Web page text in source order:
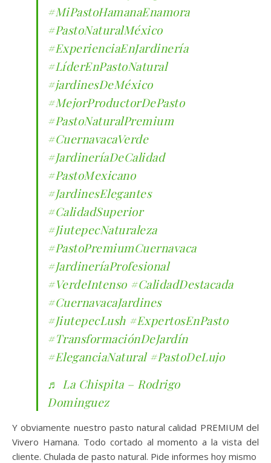
#MiPastoHamanaEnamora
#PastoNaturalMéxico
#ExperienciaEnJardinería
#LíderEnPastoNatural
#jardinesDeMéxico
#MejorProductorDePasto
#PastoNaturalPremium
#CuernavacaVerde
#JardineríaDeCalidad
#PastoMexicano
#JardinesElegantes
#CalidadSuperior
#JiutepecNaturaleza
#PastoPremiumCuernavaca
#JardineríaProfesional
#VerdeIntenso #CalidadDestacada
#CuernavacaJardines
#JiutepecLush #ExpertosEnPasto
#TransformaciónDeJardín
#EleganciaNatural #PastoDeLujo
♬ La Chispita – Rodrigo
Dominguez
Y obviamente nuestro pasto natural calidad PREMIUM del
Vivero Hamana. Todo cortado al momento a la vista del
cliente. Chulada de pasto natural. Pide informes hoy mismo